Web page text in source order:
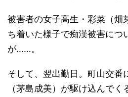
被害者の女子高生・彩菜（畑
ち着いた様子で痴漢被害につ
が……。
そして、翌出勤日。町山交番
（茅島成美）が駆け込んでく